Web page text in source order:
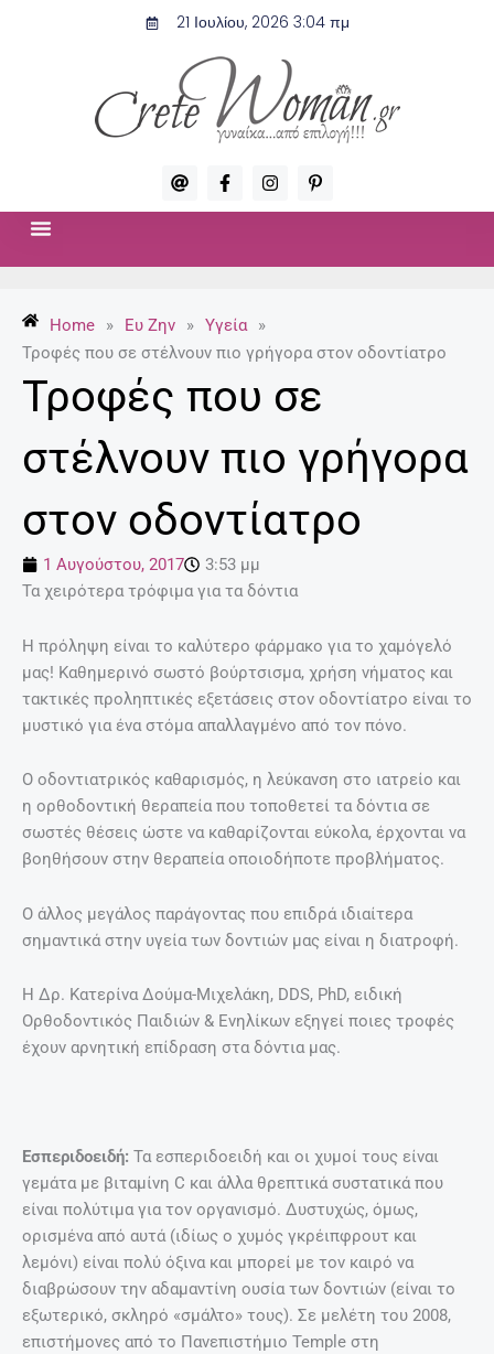
21 Ιουλίου, 2026 3:04 πμ
A
t
F
a
c
f
I
n
s
P
i
n
p
Home » Ευ Ζην » Υγεία
»
Τροφές που σε στέλνουν πιο γρήγορα στον οδοντίατρο
Τροφές που σε
στέλνουν πιο γρήγορα
στον οδοντίατρο
1 Αυγούστου, 2017
3:53 μμ
Τα χειρότερα τρόφιμα για τα δόντια
Η πρόληψη είναι το καλύτερο φάρμακο για το χαμόγελό
μας! Καθημερινό σωστό βούρτσισμα, χρήση νήματος και
τακτικές προληπτικές εξετάσεις στον οδοντίατρο είναι το
μυστικό για ένα στόμα απαλλαγμένο από τον πόνο.
Ο οδοντιατρικός καθαρισμός, η λεύκανση στο ιατρείο και
η ορθοδοντική θεραπεία που τοποθετεί τα δόντια σε
σωστές θέσεις ώστε να καθαρίζονται εύκολα, έρχονται να
βοηθήσουν στην θεραπεία οποιοδήποτε προβλήματος.
Ο άλλος μεγάλος παράγοντας που επιδρά ιδιαίτερα
σημαντικά στην υγεία των δοντιών μας είναι η διατροφή.
Η Δρ. Κατερίνα Δούμα-Μιχελάκη, DDS, PhD, ειδική
Ορθοδοντικός Παιδιών & Ενηλίκων εξηγεί ποιες τροφές
έχουν αρνητική επίδραση στα δόντια μας.
Εσπεριδοειδή: Τα εσπεριδοειδή και οι χυμοί τους είναι
γεμάτα με βιταμίνη C και άλλα θρεπτικά συστατικά που
είναι πολύτιμα για τον οργανισμό. Δυστυχώς, όμως,
ορισμένα από αυτά (ιδίως ο χυμός γκρέιπφρουτ και
λεμόνι) είναι πολύ όξινα και μπορεί με τον καιρό να
διαβρώσουν την αδαμαντίνη ουσία των δοντιών (είναι το
εξωτερικό, σκληρό «σμάλτο» τους). Σε μελέτη του 2008,
επιστήμονες από το Πανεπιστήμιο Temple στη